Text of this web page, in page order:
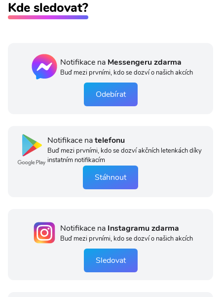
Kde sledovat?
Notifikace na Messengeru zdarma
Buď mezi prvními, kdo se dozví o našich akcích
Odebírat
Notifikace natelefonu
Buď mezi prvními, kdo se dozví akčních letenkách díky
instatním notifikacím
Stáhnout
Notifikace na Instagramu zdarma
Buď mezi prvními, kdo se dozví o našich akcích
Sledovat